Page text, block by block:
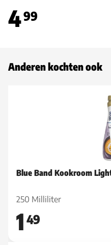
499
Anderen kochten ook
Blue Band Kookroom
250 Milliliter
1 49